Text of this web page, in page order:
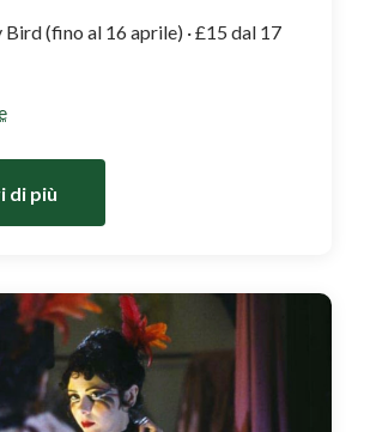
Bird (fino al 16 aprile) · £15 dal 17
di più